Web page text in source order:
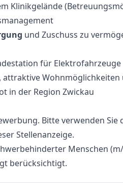
Klinikgelände
und Zuschuss zu
für Elektrofahrzeuge
Wohnmöglichkeiten
in der Region Zwickau
Bitte verwenden Sie
Stellenanzeige.
Menschen
berücksichtigt.